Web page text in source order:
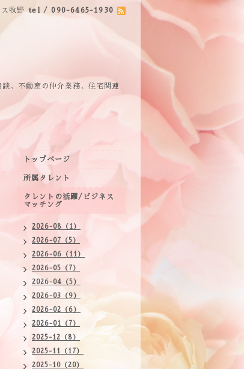
牧野 tel / 090-6465-1930
、不動産の仲介業務、住宅関連
トップページ
所属タレント
タレントの活躍/ビジネス
マッチング
2026-08（1）
2026-07（5）
2026-06（11）
2026-05（7）
2026-04（5）
2026-03（9）
2026-02（6）
2026-01（7）
2025-12（8）
2025-11（17）
2025-10（20）